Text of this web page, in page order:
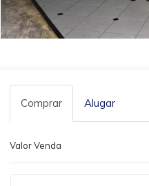
Comprar Alugar
Valor Venda